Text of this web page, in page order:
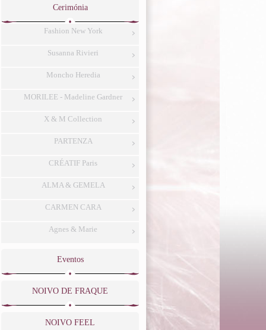
Cerimónia
Fashion New York
Susanna Rivieri
Moncho Heredia
MORILEE - Madeline Gardner
X & M Collection
PARTENZA
CRÉATIF Paris
ALMA & GEMELA
CARMEN CARA
Agnes & Marie
Eventos
NOIVO DE FRAQUE
NOIVO FEEL